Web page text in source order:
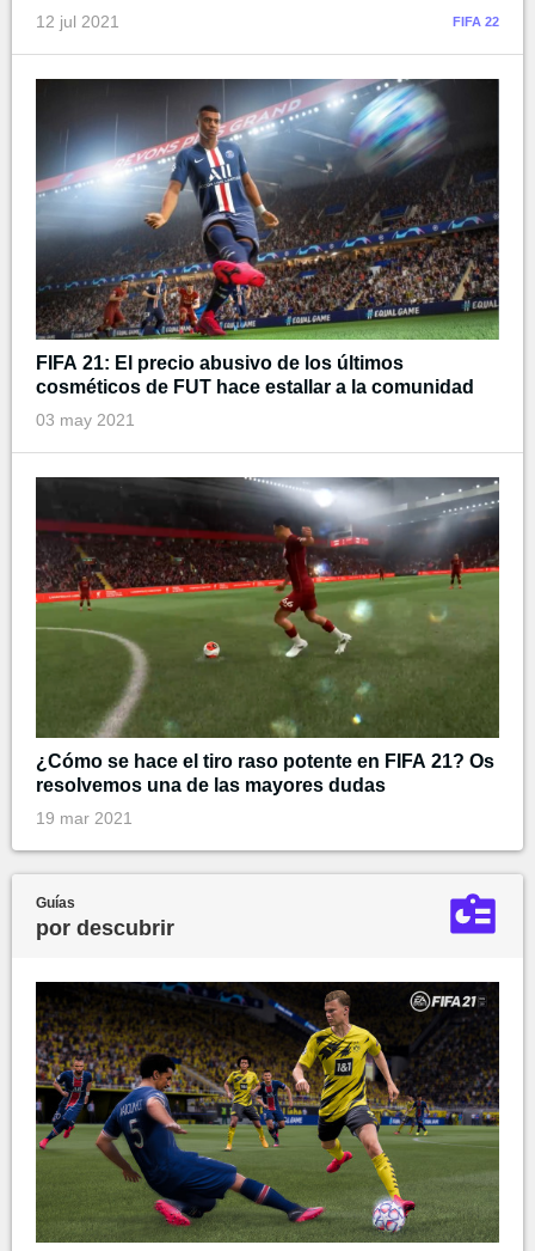
12 jul 2021 FIFA 22
FIFA 21: El precio abusivo de los últimos
cosméticos de FUT hace estallar a la comunidad
03 may 2021
¿Cómo se hace el tiro raso potente en FIFA 21? Os
resolvemos una de las mayores dudas
19 mar 2021
Guías
por descubrir